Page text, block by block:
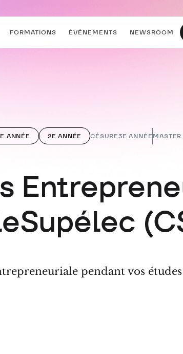
FORMATIONS ÉVÉNEMENTS NEWSROOM
ANNÉE 2E ANNÉE CÉSURE3E ANNÉE
pendant vos